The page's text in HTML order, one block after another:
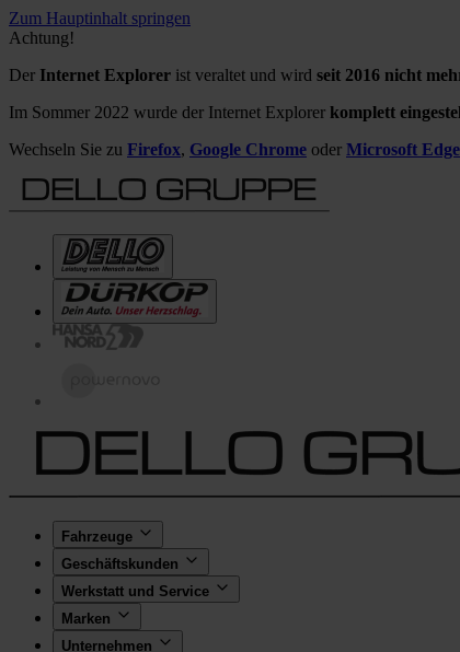
Zum Hauptinhalt springen
Achtung!
Der Internet Explorer ist veraltet und wird seit 2016 nicht
Im Sommer 2022 wurde der Internet Explorer komplett
Wechseln Sie zu Firefox, Google Chrome oder Microsoft Edge
Fahrzeuge
Geschäftskunden
Werkstatt und Service
Marken
Unternehmen